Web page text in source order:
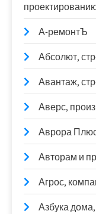
А-ремонтЪ
Абсолют,
Авантаж,
Аверс,
Аврора
Авторам и
Агрос,
Азбука